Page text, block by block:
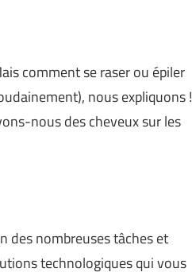
comment se raser ou épiler
nous expliquons !
nous des cheveux sur les
des nombreuses tâches et
technologiques qui vous